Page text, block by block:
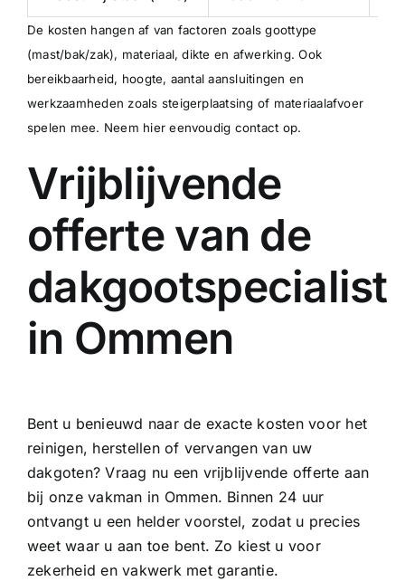
De kosten hangen af van factoren zoals goottype
(mast/bak/zak), materiaal, dikte en afwerking. Ook
bereikbaarheid, hoogte, aantal aansluitingen en
werkzaamheden zoals steigerplaatsing of materiaalafvoer
spelen mee. Neem hier eenvoudig contact op.
Vrijblijvende
offerte van de
dakgootspecialist
in Ommen
Bent u benieuwd naar de exacte kosten voor het
reinigen, herstellen of vervangen van uw
dakgoten? Vraag nu een vrijblijvende offerte aan
bij onze vakman in Ommen. Binnen 24 uur
ontvangt u een helder voorstel, zodat u precies
weet waar u aan toe bent. Zo kiest u voor
zekerheid en vakwerk met garantie.